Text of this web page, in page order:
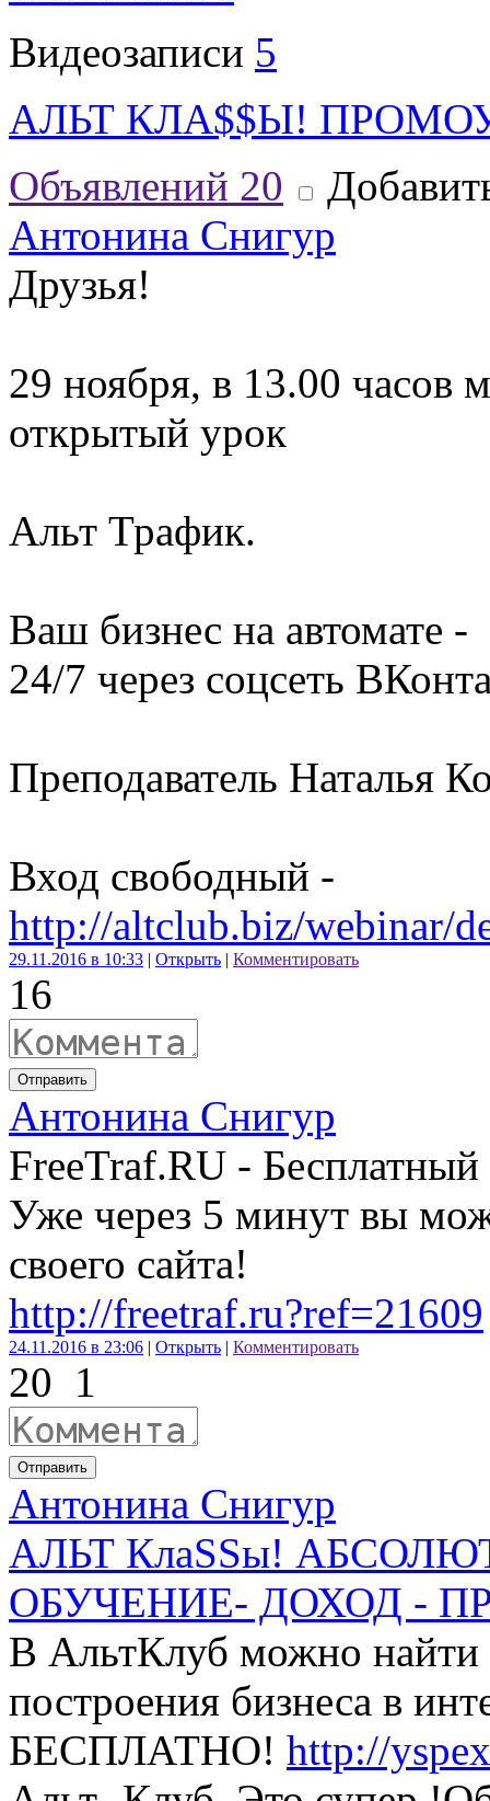
Видеозаписи 5
АЛЬТ КЛА$$Ы!
Объявлений 20
Антонина Снигур
Друзья!
29 ноября, в 13.00 часов
открытый урок
Альт Трафик.
Ваш бизнес на автомате -
24/7 через соцсеть
Преподаватель Наталья
Вход свободный -
http://altclub.biz/webinar/
29.11.2016 в 10:33 | Открыть | Комментировать
16
Отправить
Антонина Снигур
FreeTraf.RU -
Уже через 5 минут вы
своего сайта!
http://freetraf.ru?ref=21609
24.11.2016 в 23:06 | Открыть | Комментировать
20 1
Отправить
Антонина Снигур
АЛЬТ КлаSSы!
ОБУЧЕНИЕ- ДОХОД -
В АльтКлуб можно
построения бизнеса в
БЕСПЛАТНО! http://